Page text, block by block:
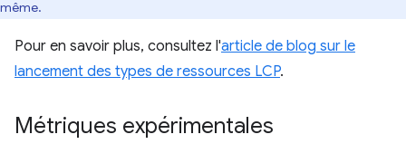
même.
Pour en savoir plus, consultez l'article de blog sur le
lancement des types de ressources LCP.
Métriques expérimentales